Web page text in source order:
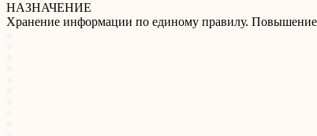
НАЗНАЧЕНИЕ
Хранение информации по единому правилу.